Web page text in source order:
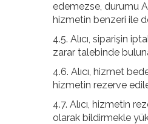
edemezse, durumu
hizmetin benzeri ile
4.5. Alıcı, siparişin
zarar talebinde
4.6. Alıcı, hizmet
hizmetin rezerve
4.7. Alıcı, hizmetin
olarak bildirmekle